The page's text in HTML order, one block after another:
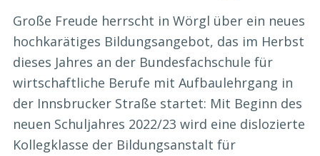
Große Freude herrscht in Wörgl über ein neues
hochkarätiges Bildungsangebot, das im Herbst
dieses Jahres an der Bundesfachschule für
wirtschaftliche Berufe mit Aufbaulehrgang in
der Innsbrucker Straße startet: Mit Beginn des
neuen Schuljahres 2022/23 wird eine dislozierte
Kollegklasse der Bildungsanstalt für